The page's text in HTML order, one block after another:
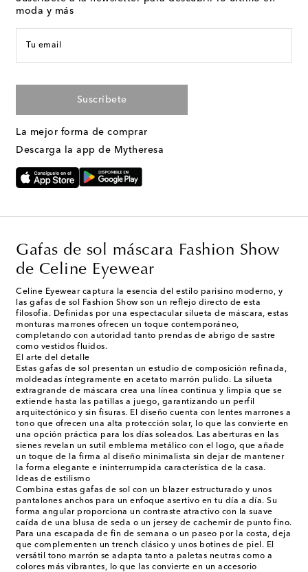
moda y más
Tu email
Suscríbete
La mejor forma de comprar
Descarga la app de Mytheresa
Gafas de sol máscara Fashion Show
de Celine Eyewear
Celine Eyewear captura la esencia del estilo parisino moderno, y
las gafas de sol Fashion Show son un reflejo directo de esta
filosofía. Definidas por una espectacular silueta de máscara, estas
monturas marrones ofrecen un toque contemporáneo,
completando con autoridad tanto prendas de abrigo de sastre
como vestidos fluidos.
El arte del detalle
Estas gafas de sol presentan un estudio de composición refinada,
moldeadas íntegramente en acetato marrón pulido. La silueta
extragrande de máscara crea una línea continua y limpia que se
extiende hasta las patillas a juego, garantizando un perfil
arquitectónico y sin fisuras. El diseño cuenta con lentes marrones a
tono que ofrecen una alta protección solar, lo que las convierte en
una opción práctica para los días soleados. Las aberturas en las
sienes revelan un sutil emblema metálico con el logo, que añade
un toque de la firma al diseño minimalista sin dejar de mantener
la forma elegante e ininterrumpida característica de la casa.
Ideas de estilismo
Combina estas gafas de sol con un blazer estructurado y unos
pantalones anchos para un enfoque asertivo en tu día a día. Su
forma angular proporciona un contraste atractivo con la suave
caída de una blusa de seda o un jersey de cachemir de punto fino.
Para una escapada de fin de semana o un paseo por la costa, deja
que complementen un trench clásico y unos botines de piel. El
versátil tono marrón se adapta tanto a paletas neutras como a
colores más vibrantes, lo que las convierte en un accesorio